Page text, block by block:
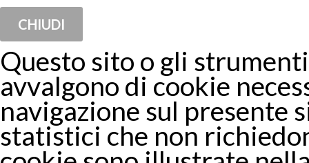
CHIUDI
Questo sito o gli
avvalgono di cookie
navigazione sul presente
statistici che non